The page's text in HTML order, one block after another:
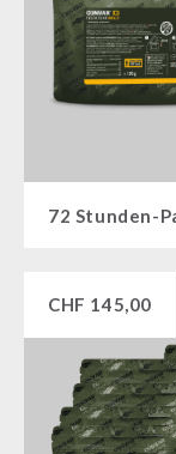
CHF 145,00